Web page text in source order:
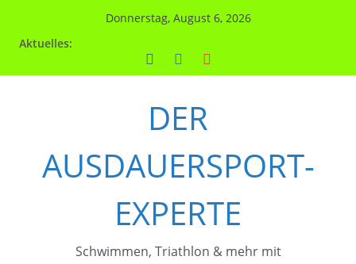
Donnerstag, August 6, 2026
Aktuelles:
DER
AUSDAUERSPORT-
EXPERTE
Schwimmen, Triathlon & mehr mit